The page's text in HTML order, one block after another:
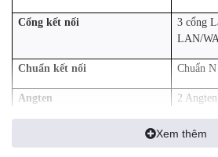
Không yêu cầu cấu
giản cắm và sử dụng
Cổng kết nối
3 cổng
LAN/
Chuẩn kết nối Chuẩn N
Angten 2
Hỗ trợ
Xem thêm